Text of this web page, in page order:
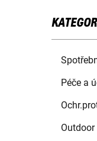
Péče a